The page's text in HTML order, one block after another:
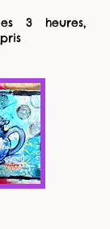
3 heures,